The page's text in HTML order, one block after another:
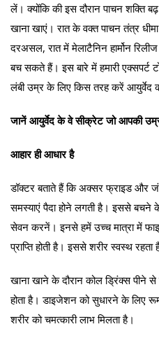
लें। क्योंकि की इस दौरान पाचन शक्ति
खाना खाएं। रात के वक्त पाचन तंत्र
दरअसल, रात में मेलाटैनिन हार्मोन
बच सकते हैं। इस बारे में हमारी एक्सपर्ट
लंबी उम्र के लिए किस तरह करें आयुर्वेद
जानें आयुर्वेद के वे सीक्रेट जो आपकी
आहार ही आधार है
डॉक्टर बताते हैं कि अक्सर फ्राइड
समस्याएं पैदा होने लगती है। इससे बचने
सेवन करनें। इनसे हमें उच्च मात्रा में
प्राप्ति होती है। इससे शरीर स्वस्थ
खाना खाने के दौरान कोल ड्रिंक्स पीने
होता है। डाइजेशन को सुधारने के लिए
शरीर को चमत्कारी लाभ मिलता है।